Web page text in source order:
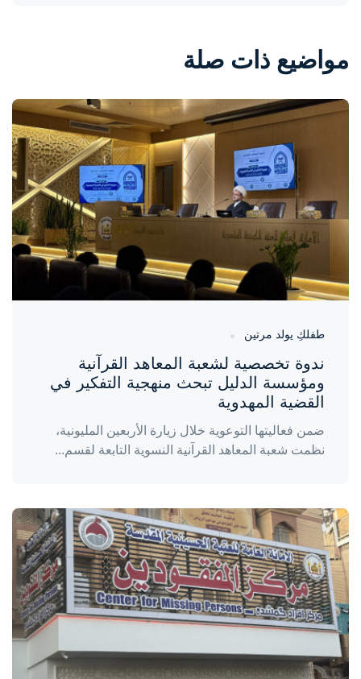
مواضيع ذات صلة
واحة المرأة
طفلكِ يولد مرتين
ندوة تخصصية لشعبة المعاهد القرآنية
ومؤسسة الدليل تبحث منهجية التفكير في
القضية المهدوية
ضمن فعاليتها التوعوية خلال زيارة الأربعين المليونية،
نظمت شعبة المعاهد القرآنية النسوية التابعة لقسم...
واحة المرأة
منذ يومين